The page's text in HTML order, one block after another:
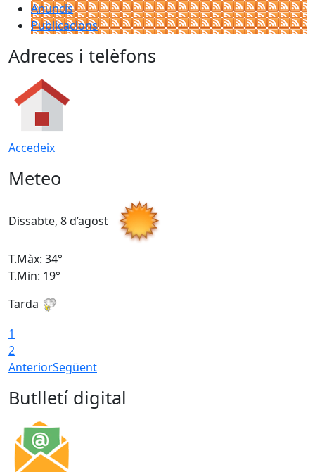
Anuncis
Publicacions
Adreces i telèfons
Accedeix
Meteo
Dissabte, 8 d’agost
T.Màx: 34°
T.Min: 19°
Tarda
1
2
AnteriorSegüent
Butlletí digital